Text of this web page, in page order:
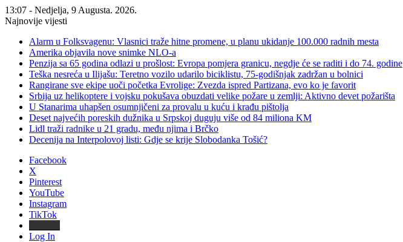
13:07 - Nedjelja, 9 Augusta. 2026.
Najnovije vijesti
Alarm u Folksvagenu: Vlasnici traže hitne promene, u planu ukidanje 100.000 radnih mesta
Amerika objavila nove snimke NLO-a
Penzija sa 65 godina odlazi u prošlost: Evropa pomjera granicu, negdje će se raditi i do 74. godine
Teška nesreća u Ilijašu: Teretno vozilo udarilo biciklistu, 75-godišnjak zadržan u bolnici
Rangirane sve ekipe uoči početka Evrolige: Zvezda ispred Partizana, evo ko je favorit
Srbija uz helikoptere i vojsku pokušava obuzdati velike požare u zemlji: Aktivno devet požarišta
U Stanarima uhapšen osumnjičeni za provalu u kuću i krađu pištolja
Deset najvećih poreskih dužnika u Srpskoj duguju više od 84 miliona KM
Lidl traži radnike u 21 gradu, među njima i Brčko
Decenija na Interpolovoj listi: Gdje se krije Slobodanka Tošić?
Facebook
X
Pinterest
YouTube
Instagram
TikTok
Log In